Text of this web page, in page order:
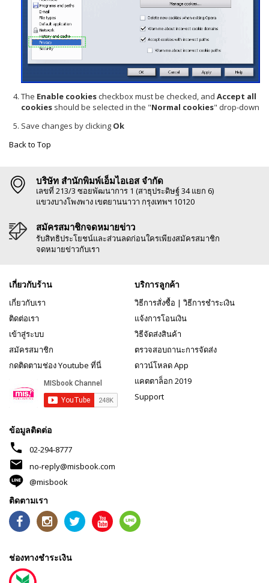
The Enable cookiescheckbox must be checked, and Accept all
cookiesshould be selected in the "Normal cookies" drop-down
Save changes by clicking Ok
Back to Top
บริษัท สำนักพิมพ์เอ็มไอเอส จำกัด
เลขที่ 213/3 ซอยพัฒนาการ 1 (สาธุประดิษฐ์ 34 แยก 6)
แขวงบางโพงพาง เขตยานนาวา กรุงเทพฯ 10120
สมัครสมาชิกจดหมายข่าว
รับสิทธิประโยชน์และส่วนลดก่อนใครเพียงสมัครสมาชิก
จดหมายข่าวกับเรา
เกี่ยวกับร้าน
เกี่ยวกับเรา
ติดต่อเรา
เข้าสู่ระบบ
สมัครสมาชิก
กดติดตามช่อง Youtube ที่นี่
บริการลูกค้า
วิธีการสั่งซื้อ | วิธีการชำระเงิน
แจ้งการโอนเงิน
วิธีจัดส่งสินค้า
ตรวจสอบถานะการจัดส่ง
ดาวน์โหลด App
แคตตาล็อก 2019
Support
ข้อมูลติดต่อ
phone 02-294-8777
mail
no-reply@misbook.com
@misbook
ติดตามเรา
ช่องทางชำระเงิน